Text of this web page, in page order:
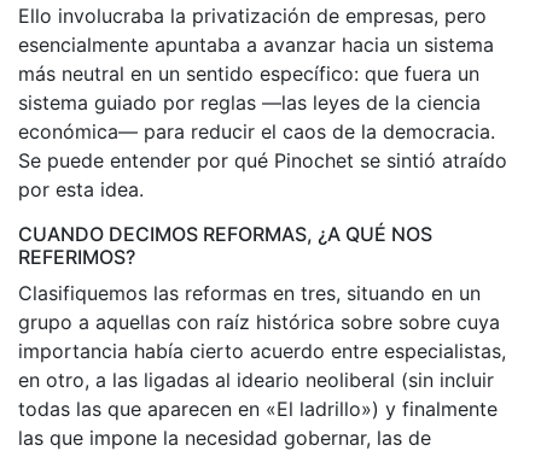
Ello involucraba la privatización de empresas, pero
esencialmente apuntaba a avanzar hacia un sistema
más neutral en un sentido específico: que fuera un
sistema guiado por reglas —las leyes de la ciencia
económica— para reducir el caos de la democracia.
Se puede entender por qué Pinochet se sintió atraído
por esta idea.
CUANDO DECIMOS REFORMAS, ¿A QUÉ NOS
REFERIMOS?
Clasifiquemos las reformas en tres, situando en un
grupo a aquellas con raíz histórica sobre sobre cuya
importancia había cierto acuerdo entre especialistas,
en otro, a las ligadas al ideario neoliberal (sin incluir
todas las que aparecen en «El ladrillo») y finalmente
las que impone la necesidad gobernar, las de